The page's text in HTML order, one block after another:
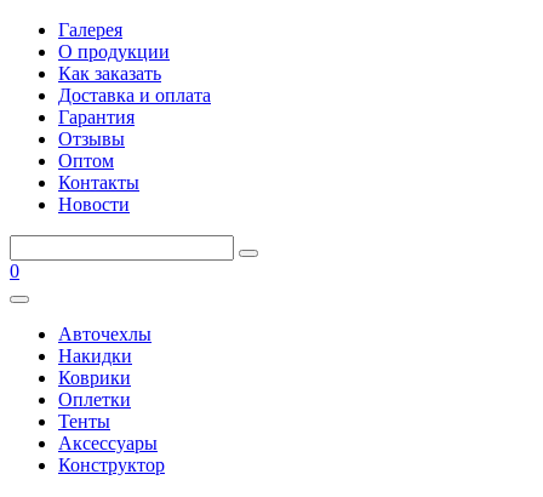
Галерея
О продукции
Как заказать
Доставка и оплата
Гарантия
Отзывы
Оптом
Контакты
Новости
0
Авточехлы
Накидки
Коврики
Оплетки
Тенты
Аксессуары
Конструктор